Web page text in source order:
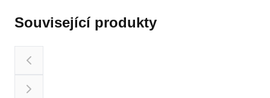
Související produkty